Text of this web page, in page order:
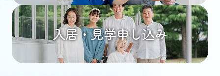
入居・見学申し込み